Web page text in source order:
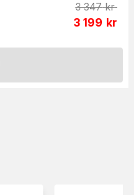
3 347 kr
3 199 kr